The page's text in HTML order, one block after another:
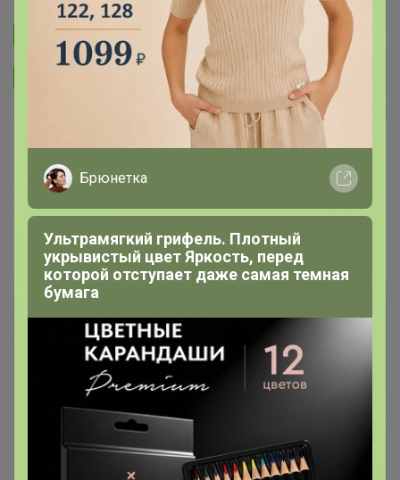
Подписаться на закупку 394
Подписаться на организатора 1.7K
100 %
Ожидание ~ 8 дней
Пристрой
Комментарии к лотам 239
Отзывы участников
Описание
Брюнетка
Ультрамягкий грифель. Плотный
укрывистый цвет Яркость, перед
которой отступает даже самая темная
бумага